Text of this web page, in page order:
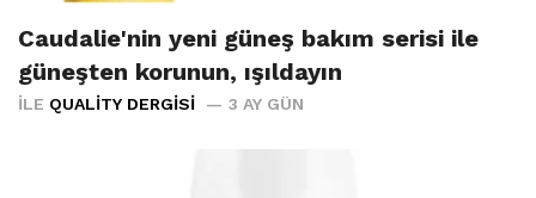
Caudalie'nin yeni güneş bakım serisi ile
güneşten korunun, ışıldayın
İLE QUALITY DERGISI 3 AY GÜN